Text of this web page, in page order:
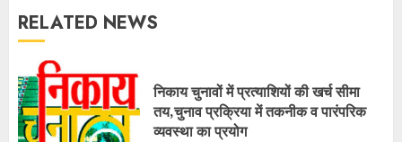
RELATED NEWS
निकाय चुनावों में प्रत्याशियों की खर्च सीमा
तय,चुनाव प्रक्रिया में तकनीक व पारंपरिक
व्यवस्था का प्रयोग